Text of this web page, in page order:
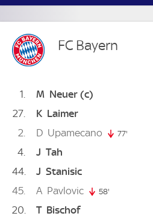
FC Bayern
1 M Neuer (c)
27
K Laimer
2
D Upamecano 77'
4 J Tah
44
J Stanisic
45
A Pavlovic 58'
20 T Bischof